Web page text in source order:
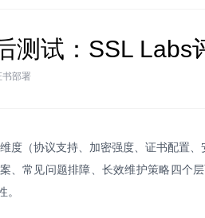
测试：SSL Labs
部署
度（协议支持、加密强度、证书配置
、常见问题排障、长效维护策略四个